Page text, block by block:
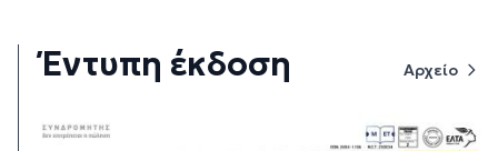
Έντυπη έκδοση Αρχείο